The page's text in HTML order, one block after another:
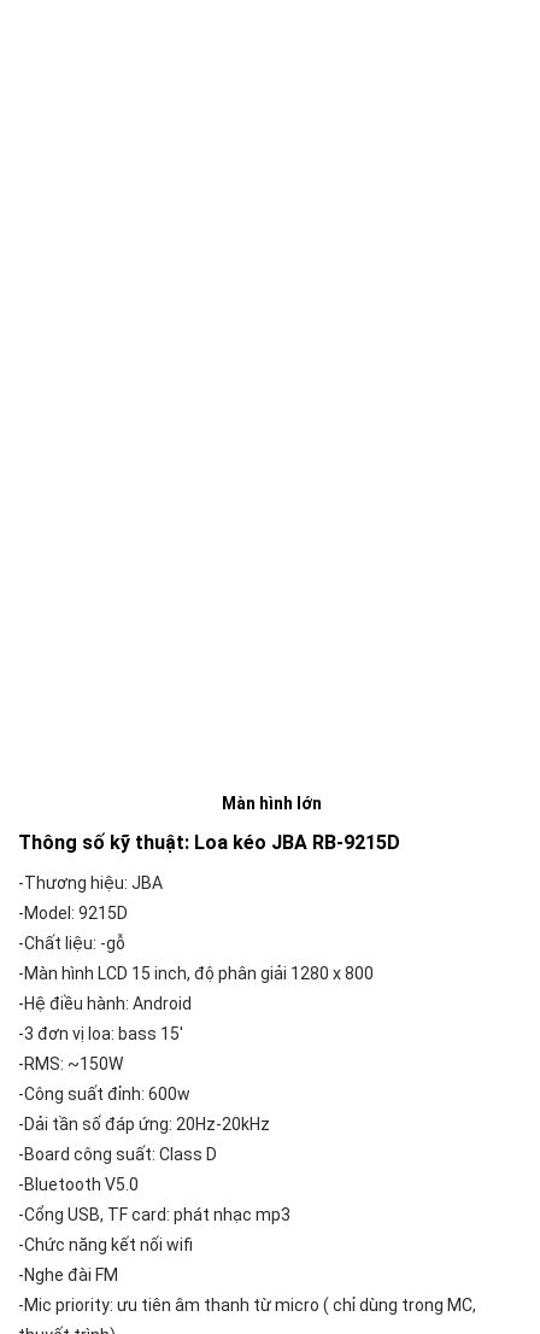
Màn hình lớn
Thông số kỹ thuật: Loa kéo JBA RB-9215D
-Thương hiệu: JBA
-Model: 9215D
-Chất liệu: -gỗ
-Màn hình LCD 15 inch, độ phân giải 1280 x 800
-Hệ điều hành: Android
-3 đơn vị loa: bass 15′
-RMS: ~150W
-Công suất đỉnh: 600w
-Dải tần số đáp ứng: 20Hz-20kHz
-Board công suất: Class D
-Bluetooth V5.0
-Cổng USB, TF card: phát nhạc mp3
-Chức năng kết nối wifi
-Nghe đài FM
-Mic priority: ưu tiên âm thanh từ micro ( chỉ dùng trong MC,